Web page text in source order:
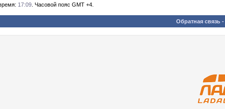
17:09 . Часовой пояс GMT +4.
Обратная связь -